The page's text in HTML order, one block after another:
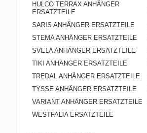
HULCO TERRAX ANHÄNGER
ERSATZTEILE
SARIS ANHÄNGER ERSATZTEILE
STEMA ANHÄNGER ERSATZTEILE
SVELA ANHÄNGER ERSATZTEILE
TIKI ANHÄNGER ERSATZTEILE
TREDAL ANHÄNGER ERSATZTEILE
TYSSE ANHÄNGER ERSATZTEILE
VARIANT ANHÄNGER ERSATZTEILE
WESTFALIA ERSATZTEILE